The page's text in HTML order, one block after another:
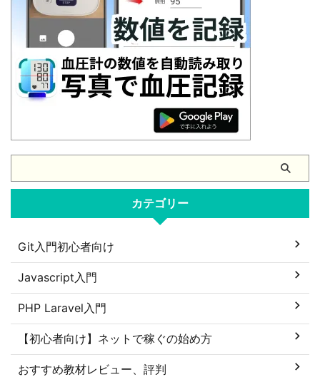
カテゴリー
Git入門初心者向け
Javascript入門
PHP Laravel入門
【初心者向け】ネットで稼ぐの始め方
おすすめ教材レビュー、評判